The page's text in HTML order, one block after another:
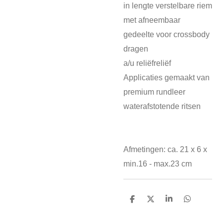
in lengte verstelbare riem
met afneembaar
gedeelte voor crossbody
dragen
a/u reliëfreliëf
Applicaties gemaakt van
premium rundleer
waterafstotende ritsen
Afmetingen: ca. 21 x 6 x
min.16 - max.23 cm
D
D
S
D